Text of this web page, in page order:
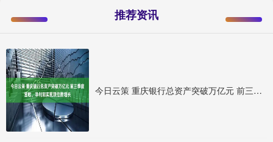
推荐资讯
今日云策 重庆银行总资产突破万亿元 前三季度营收、净利润实现双位数增长